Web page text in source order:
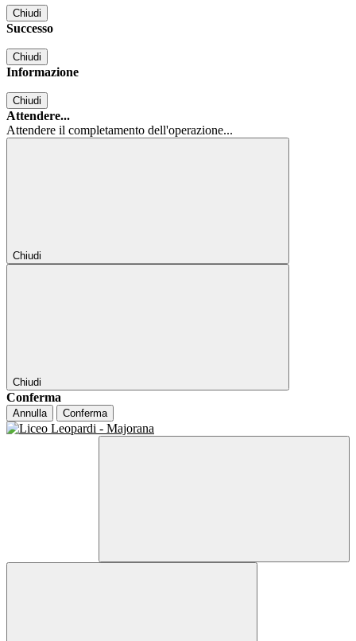
Chiudi
Successo
Chiudi
Informazione
Chiudi
Attendere...
Attendere il completamento dell'operazione...
Chiudi
Chiudi
Conferma
Annulla Conferma